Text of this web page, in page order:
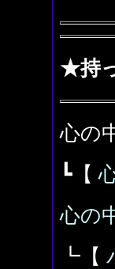
★持
心の
┗【
心の
┗【